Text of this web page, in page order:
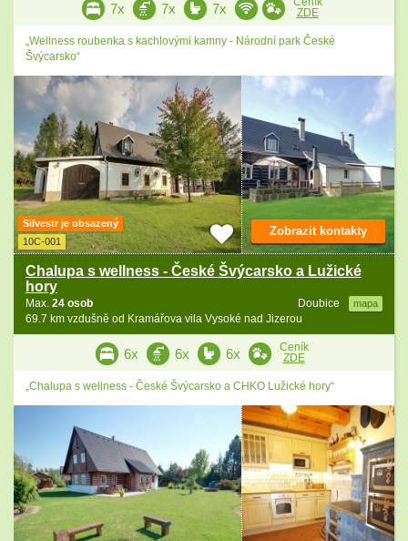
7x 7x 7x
ZDE
„Wellness roubenka s kachlovými kamny - Národní park České
Švýcarsko“
Silvestr je obsazený
10C-001
Chalupa s wellness - České Švýcarsko a Lužické
hory
Doubice mapa
Max. 24 osob
69.7 km vzdušně od Kramářova vila Vysoké nad Jizerou
Zobrazit kontakty
6x 6x 6x
Ceník
ZDE
„Chalupa s wellness - České Švýcarsko a CHKO Lužické hory“